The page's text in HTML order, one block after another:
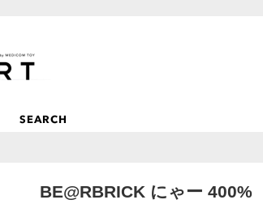
BE@RBRICK にゃー 400%